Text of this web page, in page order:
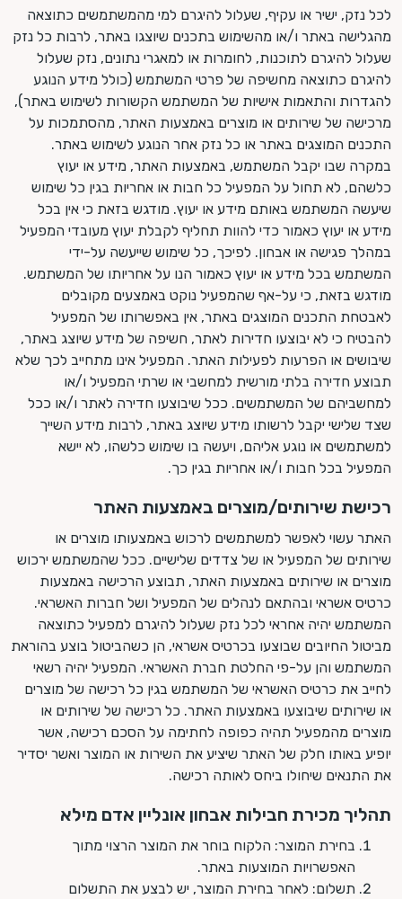
לכל נזק, ישיר או עקיף, שעלול להיגרם למי מהמשתמשים כתוצאה
מהגלישה באתר ו/או מהשימוש בתכנים שיוצגו באתר, לרבות כל נזק
שעלול להיגרם לתוכנות, לחומרות או למאגרי נתונים, נזק שעלול
להיגרם כתוצאה מחשיפה של פרטי המשתמש (כולל מידע הנוגע
להגדרות והתאמות אישיות של המשתמש הקשורות לשימוש באתר),
מרכישה של שירותים או מוצרים באמצעות האתר, מהסתמכות על
התכנים המוצגים באתר או כל נזק אחר הנוגע לשימוש באתר.
במקרה שבו יקבל המשתמש, באמצעות האתר, מידע או יעוץ
כלשהם, לא תחול על המפעיל כל חבות או אחריות בגין כל שימוש
שיעשה המשתמש באותם מידע או יעוץ. מודגש בזאת כי אין בכל
מידע או יעוץ כאמור כדי להוות תחליף לקבלת יעוץ מעובדי המפעיל
במהלך פגישה או אבחון. לפיכך, כל שימוש שייעשה על-ידי
המשתמש בכל מידע או יעוץ כאמור הנו על אחריותו של המשתמש.
מודגש בזאת, כי על-אף שהמפעיל נוקט באמצעים מקובלים
לאבטחת התכנים המוצגים באתר, אין באפשרותו של המפעיל
להבטיח כי לא יבוצעו חדירות לאתר, חשיפה של מידע שיוצג באתר,
שיבושים או הפרעות לפעילות האתר. המפעיל אינו מתחייב לכך שלא
תבוצע חדירה בלתי מורשית למחשבי או שרתי המפעיל ו/או
למחשביהם של המשתמשים. ככל שיבוצעו חדירה לאתר ו/או ככל
שצד שלישי יקבל לרשותו מידע שיוצג באתר, לרבות מידע השייך
למשתמשים או נוגע אליהם, ויעשה בו שימוש כלשהו, לא יישא
המפעיל בכל חבות ו/או אחריות בגין כך.
רכישת שירותים/מוצרים באמצעות האתר
האתר עשוי לאפשר למשתמשים לרכוש באמצעותו מוצרים או
שירותים של המפעיל או של צדדים שלישיים. ככל שהמשתמש ירכוש
מוצרים או שירותים באמצעות האתר, תבוצע הרכישה באמצעות
כרטיס אשראי ובהתאם לנהלים של המפעיל ושל חברות האשראי.
המשתמש יהיה אחראי לכל נזק שעלול להיגרם למפעיל כתוצאה
מביטול החיובים שבוצעו בכרטיס אשראי, הן כשהביטול בוצע בהוראת
המשתמש והן על-פי החלטת חברת האשראי. המפעיל יהיה רשאי
לחייב את כרטיס האשראי של המשתמש בגין כל רכישה של מוצרים
או שירותים שיבוצעו באמצעות האתר. כל רכישה של שירותים או
מוצרים מהמפעיל תהיה כפופה לחתימה על הסכם רכישה, אשר
יופיע באותו חלק של האתר שיציע את השירות או המוצר ואשר יסדיר
את התנאים שיחולו ביחס לאותה רכישה.
תהליך מכירת חבילות אבחון אונליין אדם מילא
בחירת המוצר: הלקוח בוחר את המוצר הרצוי מתוך
האפשרויות המוצעות באתר.
תשלום: לאחר בחירת המוצר, יש לבצע את התשלום